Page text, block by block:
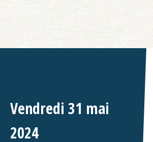
Vendredi 31 mai
2024